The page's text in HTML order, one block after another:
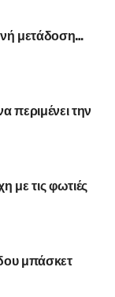
μετάδοση…
περιμένει την
με τις φωτιές
μπάσκετ